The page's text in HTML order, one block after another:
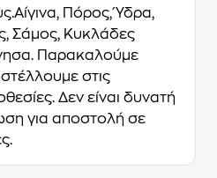
Πόρος, Ύδρα,
Σάμος, Κυκλάδες
Παρακαλούμε
στις
Δεν είναι δυνατή
για αποστολή σε